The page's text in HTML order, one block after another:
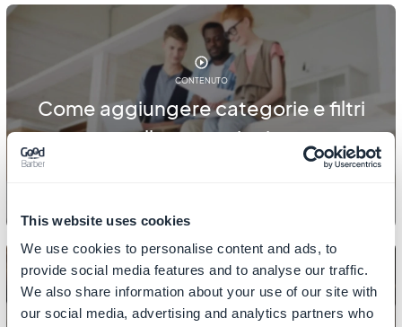
This website uses cookies
We use cookies to personalise content and ads, to
provide social media features and to analyse our traffic.
We also share information about your use of our site with
our social media, advertising and analytics partners who
CONTENUTO
Come aggiungere categorie e filtri
alle tue sezioni
CONTENUTO